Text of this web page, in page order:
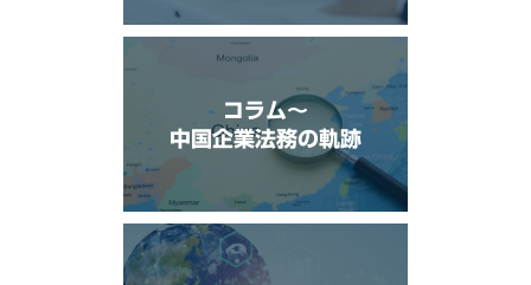
コラム〜
中国企業法務の軌跡